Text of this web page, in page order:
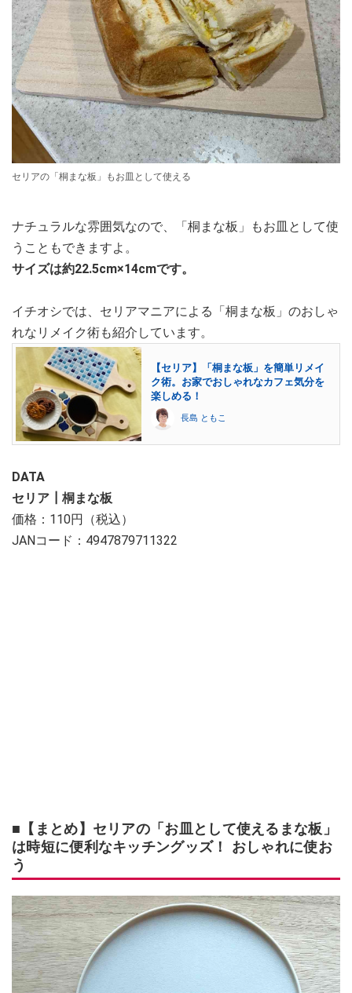
セリアの「桐まな板」もお皿として使える
ナチュラルな雰囲気なので、「桐まな板」もお皿として使
うこともできますよ。
サイズは約22.5cm×14cmです。
イチオシでは、セリアマニアによる「桐まな板」のおしゃ
れなリメイク術も紹介しています。
【セリア】「桐まな板」を簡単リメイ
ク術。お家でおしゃれなカフェ気分を
楽しめる！
長島 ともこ
DATA
セリア┃桐まな板
価格：110円（税込）
JANコード：4947879711322
■【まとめ】セリアの「お皿として使えるまな板」
は時短に便利なキッチングッズ！ おしゃれに使お
う